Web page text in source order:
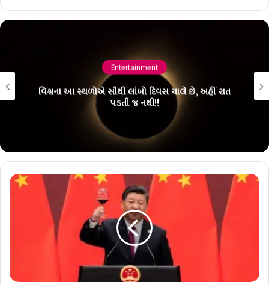
દિવસ ચાલે છે, અહીં રાત ગૌતમ અદાણી, એલનમસ્ક
નુકશાન!